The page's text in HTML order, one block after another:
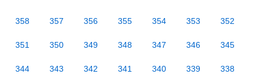
358 357 356 355 354 353 352
351 350 349 348 347 346 345
344 343 342 341 340 339 338